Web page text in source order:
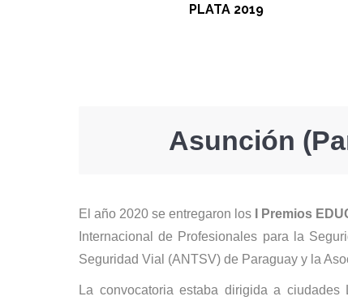
PLATA 2019
Asunción
El año 2020 se entregaron los I Premios
Internacional de Profesionales para la
Seguridad Vial (ANTSV) de Paraguay y la
La convocatoria estaba dirigida a